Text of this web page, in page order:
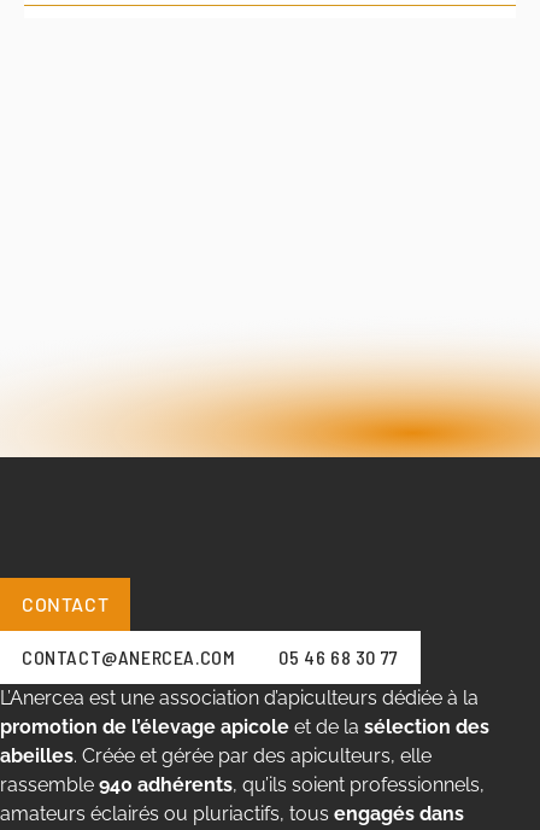
CONTACT
CONTACT@ANERCEA.COM
05 46 68 30 77
L’Anercea est une association d’apiculteurs dédiée à la
promotion de l’élevage apicole et de la sélection des
abeilles. Créée et gérée par des apiculteurs, elle
rassemble 940 adhérents, qu’ils soient professionnels,
amateurs éclairés ou pluriactifs, tous engagés dans